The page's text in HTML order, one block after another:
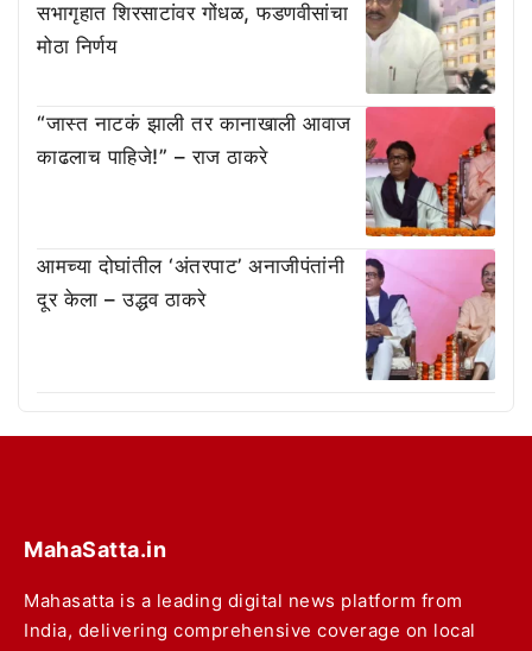
सभागृहात शिरसाटांवर गोंधळ, फडणवीसांचा
मोठा निर्णय
“जास्त नाटकं झाली तर कानाखाली आवाज
काढलाच पाहिजे!” – राज ठाकरे
आमच्या दोघांतील ‘अंतरपाट’ अनाजीपंतांनी
दूर केला – उद्धव ठाकरे
MahaSatta.in
Mahasatta is a leading digital news platform from
India, delivering comprehensive coverage on local